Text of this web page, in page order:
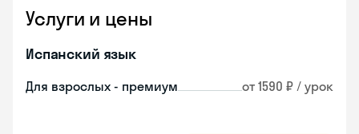
Услуги и цены
Испанский язык
Для взрослых - премиум от 1590 ₽ / урок